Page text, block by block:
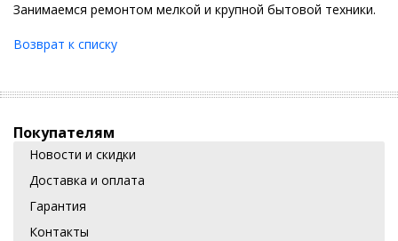
Занимаемся ремонтом мелкой и крупной бытовой техники.
Возврат к списку
Покупателям
Новости и скидки
Доставка и оплата
Гарантия
Контакты